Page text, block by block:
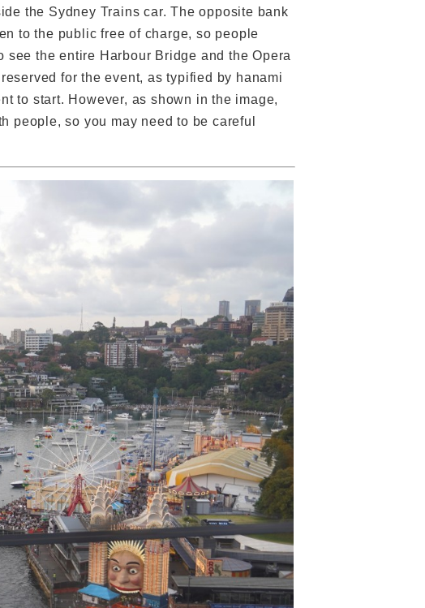
the Sydney Trains car. The opposite bank
to the public free of charge, so people
the entire Harbour Bridge and the Opera
for the event, as typified by hanami
to start. However, as shown in the image,
people, so you may need to be careful